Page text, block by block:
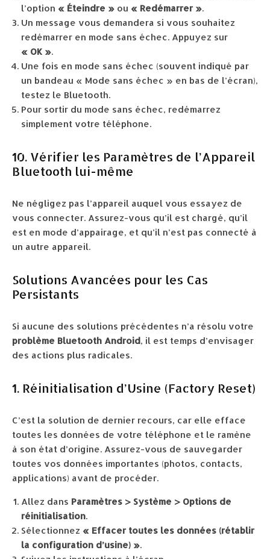
l’option « Éteindre » ou « Redémarrer ».
Un message vous demandera si vous souhaitez
redémarrer en mode sans échec. Appuyez sur
« OK ».
Une fois en mode sans échec (souvent indiqué par
un bandeau « Mode sans échec » en bas de l’écran),
testez le Bluetooth.
Pour sortir du mode sans échec, redémarrez
simplement votre téléphone.
10. Vérifier les Paramètres de l’Appareil
Bluetooth lui-même
Ne négligez pas l’appareil auquel vous essayez de
vous connecter. Assurez-vous qu’il est chargé, qu’il
est en mode d’appairage, et qu’il n’est pas connecté à
un autre appareil.
Solutions Avancées pour les Cas
Persistants
Si aucune des solutions précédentes n’a résolu votre
problème Bluetooth Android, il est temps d’envisager
des actions plus radicales.
1. Réinitialisation d’Usine (Factory Reset)
C’est la solution de dernier recours, car elle efface
toutes les données de votre téléphone et le ramène
à son état d’origine. Assurez-vous de sauvegarder
toutes vos données importantes (photos, contacts,
applications) avant de procéder.
Allez dans Paramètres > Système > Options de
réinitialisation.
Sélectionnez « Effacer toutes les données (rétablir
la configuration d’usine) ».